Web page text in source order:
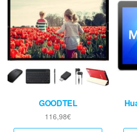
GOODTEL
116,98€